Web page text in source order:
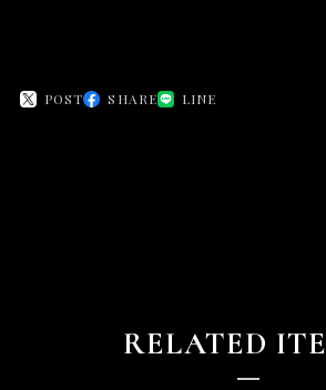
POST SHARE LINE
RELATED